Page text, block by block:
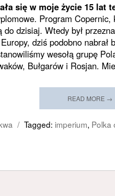
się w moje życie 15 lat
Program Copernic,
do dzisiaj. Wtedy był
dziś podobno nabrał
wesołą grupę
Bułgarów i Rosjan.
READ MORE →
/ Tagged: imperium, Polka